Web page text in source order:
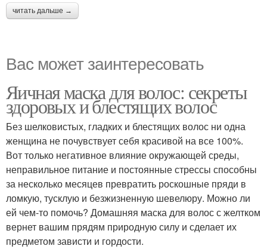
читать дальше →
Вас может заинтересовать
Яичная маска для волос: секреты
здоровых и блестящих волос
Без шелковистых, гладких и блестящих волос ни одна
женщина не почувствует себя красивой на все 100%.
Вот только негативное влияние окружающей среды,
неправильное питание и постоянные стрессы способны
за несколько месяцев превратить роскошные пряди в
ломкую, тусклую и безжизненную шевелюру. Можно ли
ей чем-то помочь? Домашняя маска для волос с желтком
вернет вашим прядям природную силу и сделает их
предметом зависти и гордости.